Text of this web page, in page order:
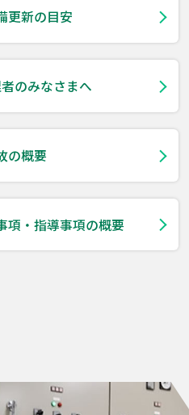
更新の目安
のみなさまへ
の概要
項・指導事項の概要